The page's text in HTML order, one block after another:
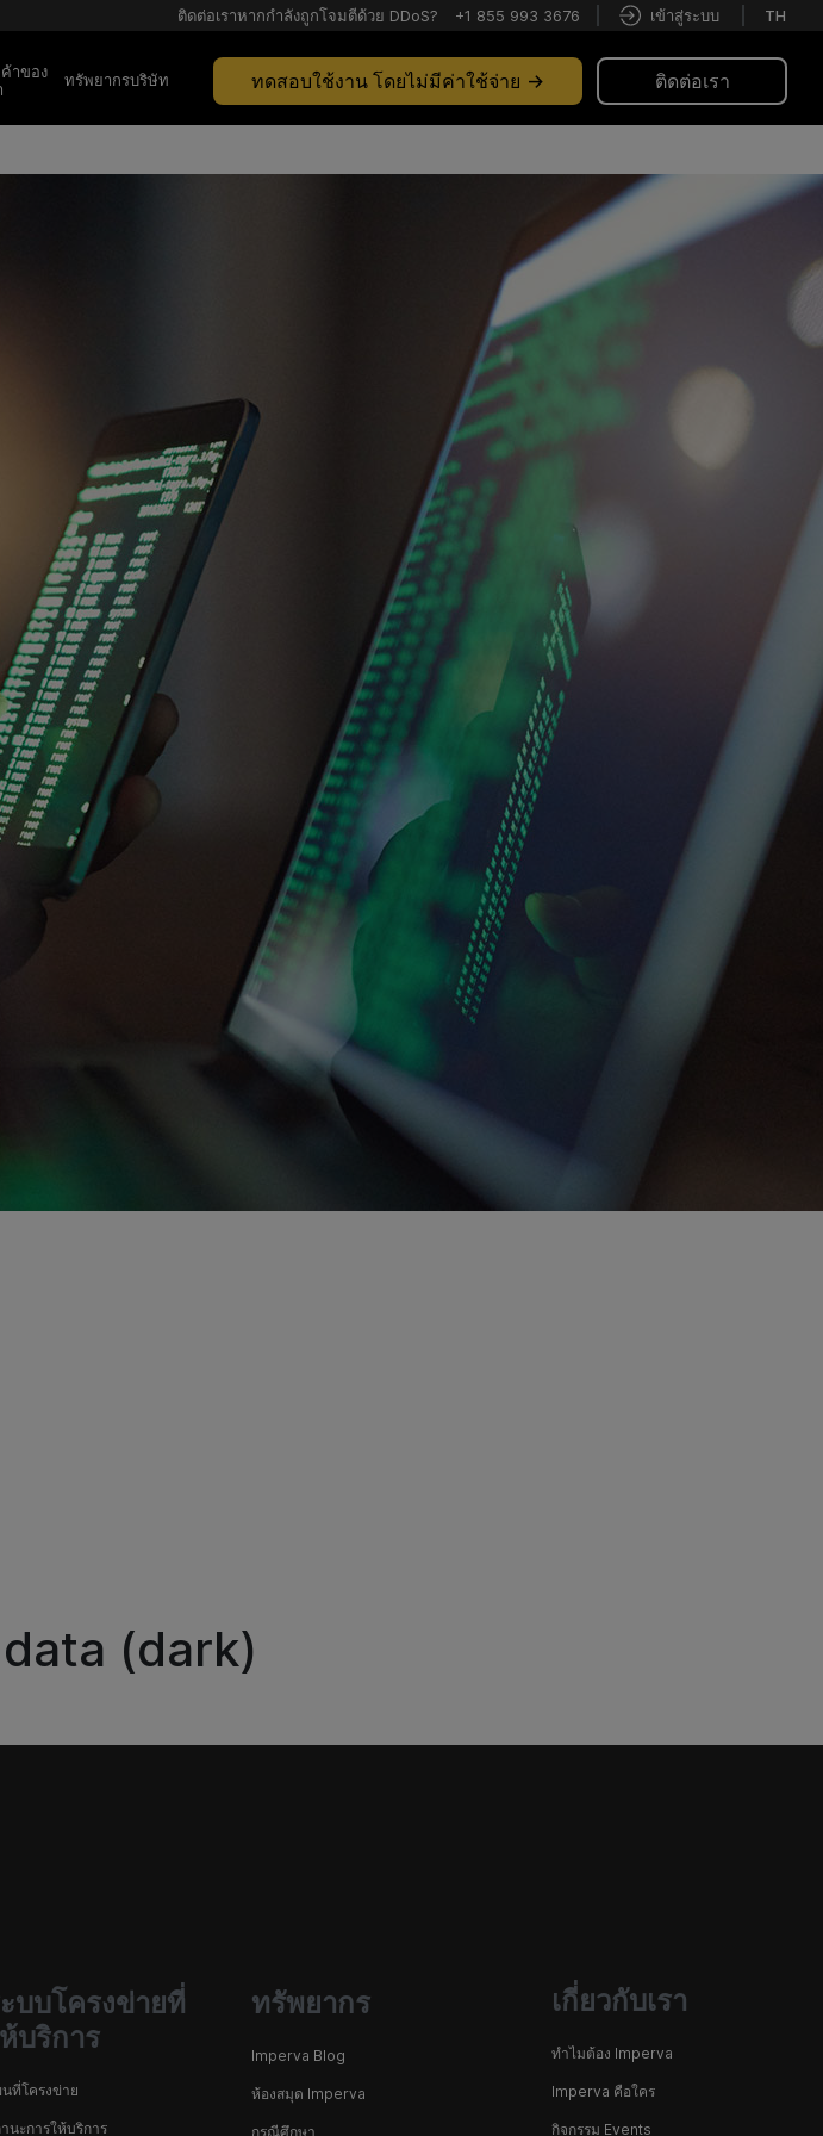
ติดต่อเราหากกำลังถูกโจมตีด้วย DDoS? +1 855 993 3676 เข้าสู่ระบบ TH
ทดสอบใช้งาน โดยไม่มีค่าใช้จ่าย ติดต่อเรา
าของ
ทรัพยากรบริษัท
(dark)
ทรัพยากร
Imperva Blog
ห้องสมุด Imperva
กรณีศึกษา
เกี่ยวกับเรา
ทำไมต้อง Imperva
Imperva คือใคร
กิจกรรม Events
บบโครงข่ายที่
บริการ
ที่โครงข่าย
นะการให้บริการ